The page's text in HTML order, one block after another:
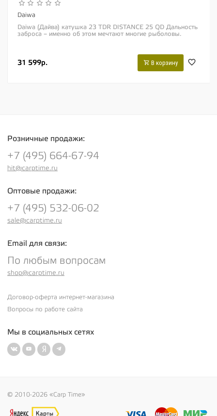
Daiwa
Daiwa (Дайва) катушка 23 TDR DISTANCE 25 QD Дальность
заброса – именно об этом мечтают многие рыболовы.
31 599р. В корзину
Розничные продажи:
+7 (495) 664-67-94
hit@carptime.ru
Оптовые продажи:
+7 (495) 532-06-02
sale@carptime.ru
Email для связи:
По любым вопросам
shop@carptime.ru
Договор-оферта интернет-магазина
Вопросы по работе сайта
Мы в социальных сетях
© 2010-2026 «Carp Time»